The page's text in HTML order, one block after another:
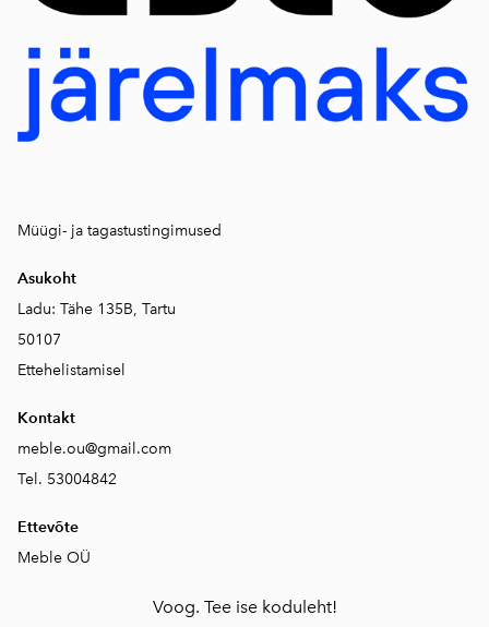
Müügi- ja tagastustingimused
Asukoht
Ladu: Tähe 135B, Tartu
50107
Ettehelistamisel
Kontakt
meble.ou@gmail.com
Tel. 53004842
Ettevõte
Meble OÜ
Voog. Tee ise koduleht!